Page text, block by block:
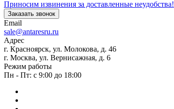
Приносим извинения за доставленные неудобства!
Заказать звонок
Email
sale@antaresru.ru
Адрес
г. Красноярск, ул. Молокова, д. 46
г. Москва, ул. Вернисажная, д. 6
Режим работы
Пн - Пт: с 9:00 до 18:00